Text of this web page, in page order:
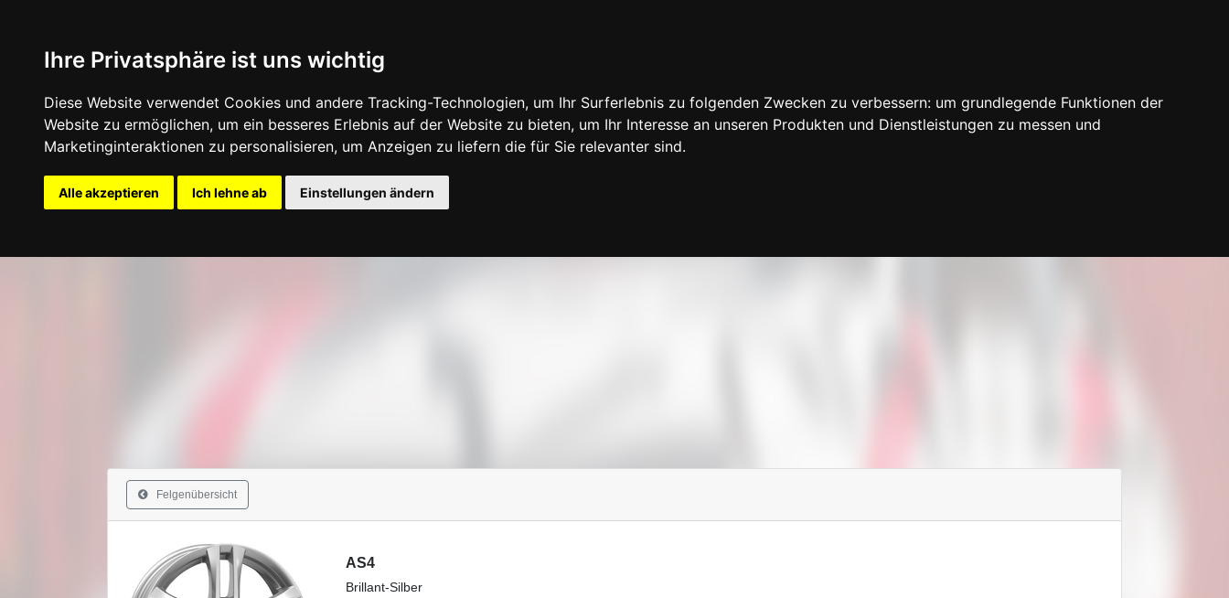
Ihre Privatsphäre ist uns wichtig
Diese Website verwendet Cookies und andere Tracking-Technologien, um Ihr Surferlebnis zu folgenden Zwecken zu verbessern: um grundlegende Funktionen der
Website zu ermöglichen, um ein besseres Erlebnis auf der Website zu bieten, um Ihr Interesse an unseren Produkten und Dienstleistungen zu messen und
Marketinginteraktionen zu personalisieren, um Anzeigen zu liefern die für Sie relevanter sind.
Alle akzeptieren Ich lehne ab Einstellungen ändern
Startseite Konfigurator Felgen Reifensuche
Felgenübersicht
AS4
Brillant-Silber